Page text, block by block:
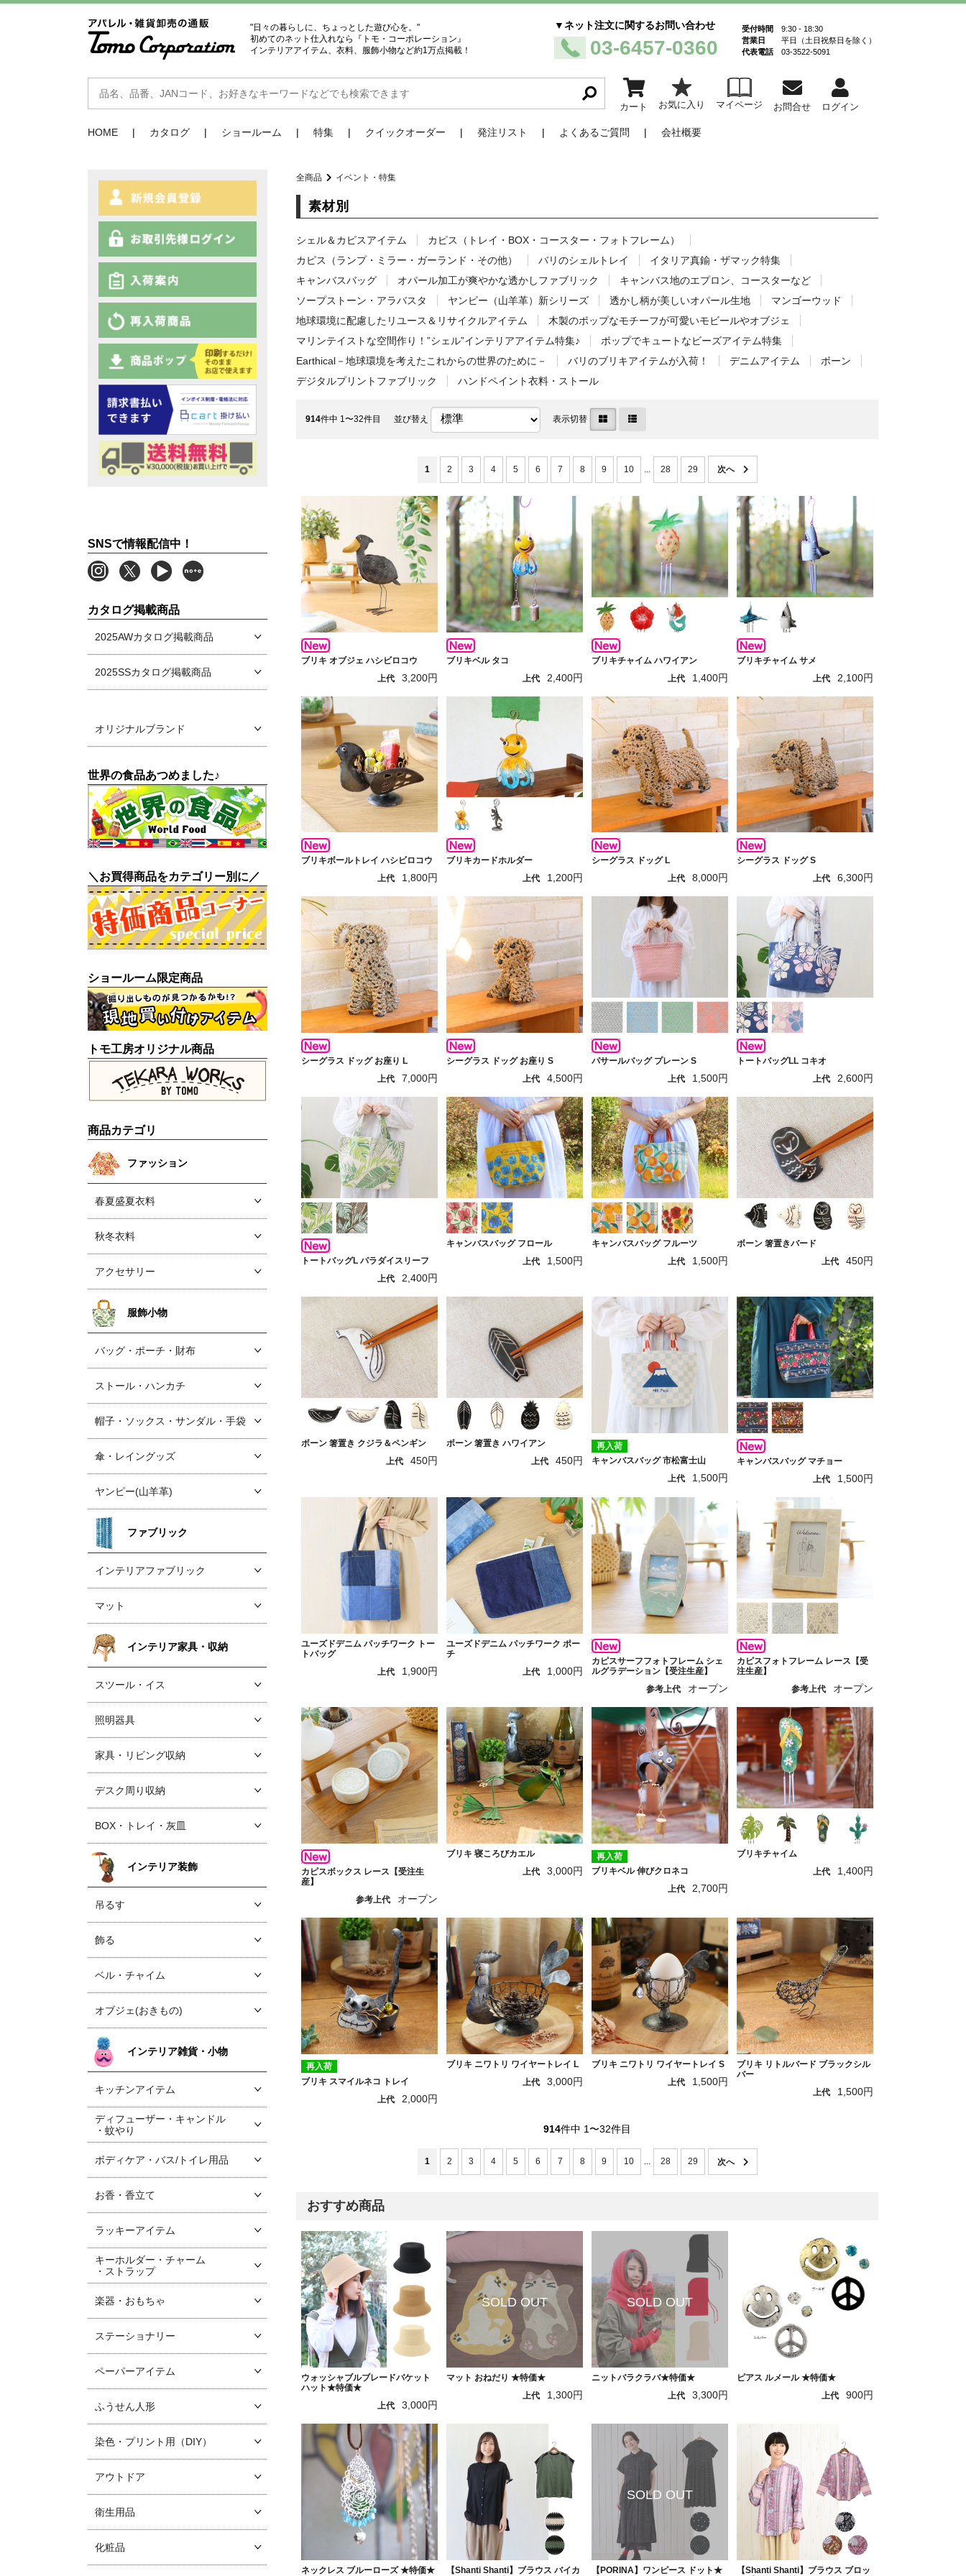
"日々の暮らしに、ちょっとした遊び心を。"
初めてのネット仕入れなら『トモ・コーポレーション』
インテリアアイテム、衣料、服飾小物など約1万点掲載！
▼ネット注文に関するお問い合わせ
03-6457-0360
受付時間 9:30 - 18:30
営業日 平日（土日祝祭日を除く）
代表電話 03-3522-5091
カート お気に入り マイページ お問合せ ログイン
HOME カタログ ショールーム 特集 クイックオーダー 発注リスト よくあるご質問 会社概要
全商品 イベント・特集
素材別
シェル＆カピスアイテム
カピス（トレイ・BOX・コースター・フォトフレーム）
カピス（ランプ・ミラー・ガーランド・その他）
バリのシェルトレイ
イタリア真鍮・ザマック特集
キャンバスバッグ
オパール加工が爽やかな透かしファブリック
キャンバス地のエプロン、コースターなど
ソープストーン・アラバスタ
ヤンピー（山羊革）新シリーズ 透かし柄が美しいオパール生地
マンゴーウッド
地球環境に配慮したリユース＆リサイクルアイテム
木製のポップなモチーフが可愛いモビールやオブジェ
マリンテイストな空間作り！”シェル”インテリアアイテム特集♪
ポップでキュートなビーズアイテム特集
Earthical－地球環境を考えたこれからの世界のために－
バリのブリキアイテムが入荷！ デニムアイテム
ボーン
デジタルプリントファブリック
ハンドペイント衣料・ストール
914件中 1〜32件目 並び替え 表示切替
1 2 3 4 5 6 7 8 9 10 ... 28 29
ブリキ オブジェ ハシビロコウ
上代
3,200円
ブリキベル タコ
上代
2,400円
ブリキチャイム ハワイアン
上代
1,400円
ブリキチャイム サメ
上代
2,100円
ブリキボールトレイ ハシビロコウ
上代
1,800円
ブリキカードホルダー
上代
1,200円
シーグラス ドッグ L
上代
8,000円
シーグラス ドッグ S
上代
6,300円
シーグラス ドッグ お座り L
上代
7,000円
シーグラス ドッグ お座り S
上代
4,500円
パサールバッグ プレーン S
上代
1,500円
トートバッグLL コキオ
上代
2,600円
トートバッグL パラダイスリーフ
上代
2,400円
キャンバスバッグ フロール
上代
1,500円
キャンバスバッグ フルーツ
上代
1,500円
ボーン 箸置きバード
上代
450円
ボーン 箸置き クジラ＆ペンギン
上代
450円
ボーン 箸置き ハワイアン
上代
450円
再入荷
キャンバスバッグ 市松富士山
上代
1,500円
キャンバスバッグ マチョー
上代
1,500円
ユーズドデニム パッチワーク トー
トバッグ
上代
1,900円
ユーズドデニム パッチワーク ポー
チ
上代
1,000円
カピスサーフフォトフレーム シェ
ルグラデーション【受注生産】
参考上代
オープン
カピスフォトフレーム レース【受
注生産】
参考上代
オープン
カピスボックス レース【受注生
産】
参考上代
オープン
ブリキ 寝ころびカエル
上代
3,000円
再入荷
ブリキベル 伸びクロネコ
上代
2,700円
ブリキチャイム
上代
1,400円
再入荷
ブリキ スマイルネコ トレイ
上代
2,000円
ブリキ ニワトリ ワイヤートレイ L
上代
3,000円
ブリキ ニワトリ ワイヤートレイ S
上代
1,500円
ブリキ リトルバード ブラックシル
バー
上代
1,500円
914件中 1〜32件目
1 2 3 4 5 6 7 8 9 10 ... 28 29
おすすめ商品
ウォッシャブルブレードバケット
ハット★特価★
上代
3,000円
マット おねだり ★特価★
上代
1,300円
ニットバラクラバ★特価★
上代
3,300円
ピアス ルメール ★特価★
上代
900円
ネックレス ブルーローズ ★特価★
【Shanti Shanti】ブラウス バイカ
【PORINA】ワンピース ドット★
【Shanti Shanti】ブラウス ブロッ
SNSで情報配信中！
カタログ掲載商品
2025AWカタログ掲載商品
2025SSカタログ掲載商品
オリジナルブランド
世界の食品あつめました♪
＼お買得商品をカテゴリー別に／
ショールーム限定商品
トモ工房オリジナル商品
商品カテゴリ
ファッション
春夏盛夏衣料
秋冬衣料
アクセサリー
服飾小物
バッグ・ポーチ・財布
ストール・ハンカチ
帽子・ソックス ・サンダル・手袋
傘・レイングッズ
ヤンピー(山羊革)
ファブリック
インテリアファブリック
マット
インテリア家具・収納
スツール・イス
照明器具
家具・リビング収納
デスク周り収納
BOX・トレイ・灰皿
インテリア装飾
吊るす
飾る
ベル・チャイム
オブジェ(おきもの)
インテリア雑貨・小物
キッチンアイテム
ディフューザー・キャンドル
・蚊やり
ボディケア・バス/トイレ用品
お香・香立て
ラッキーアイテム
キーホルダー・チャーム
・ストラップ
楽器・おもちゃ
ステーショナリー
ペーパーアイテム
ふうせん人形
染色・プリント用（DIY）
アウトドア
衛生用品
化粧品